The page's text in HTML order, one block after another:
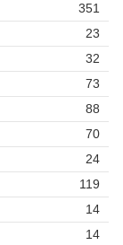
351
23
32
73
88
70
24
119
14
14